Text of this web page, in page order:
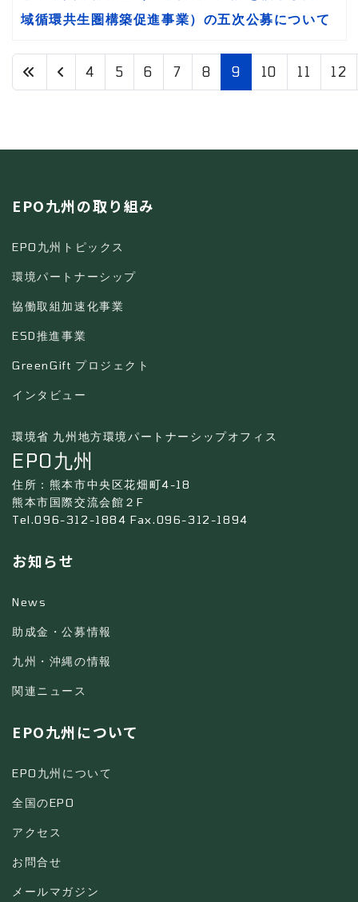
域循環共生圏構築促進事業）の五次公募について
9 / 28
4 5 6 7 8 9 10 11 12
EPO九州の取り組み
EPO九州トピックス
環境パートナーシップ
協働取組加速化事業
ESD推進事業
GreenGift プロジェクト
インタビュー
環境省 九州地方環境パートナーシップオフィス
EPO九州
住所：熊本市中央区花畑町4-18
熊本市国際交流会館２F
Tel.096-312-1884 Fax.096-312-1894
お知らせ
News
助成金・公募情報
九州・沖縄の情報
関連ニュース
EPO九州について
EPO九州について
全国のEPO
アクセス
お問合せ
メールマガジン